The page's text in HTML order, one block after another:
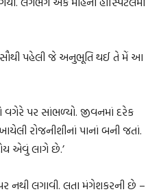
પહેલી જે અનુભૂતિ થઈ તે મેં આ
વગેરે પર સાંભળ્યો. જીવનમાં દરેક
રોજનીશીનાં પાનાં બની જતાં.
એવું લાગે છે.’
નથી લગાવી. લતા મંગેશકરની છે –